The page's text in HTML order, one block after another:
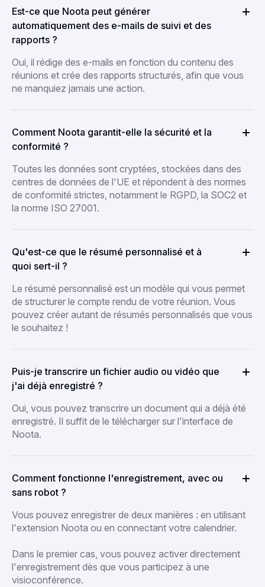
Est-ce que Noota peut générer
automatiquement des e-mails de suivi et des
rapports ?
Oui, il rédige des e-mails en fonction du contenu des
réunions et crée des rapports structurés, afin que vous
ne manquiez jamais une action.
Comment Noota garantit-elle la sécurité et la
conformité ?
Toutes les données sont cryptées, stockées dans des
centres de données de l'UE et répondent à des normes
de conformité strictes, notamment le RGPD, la SOC2 et
la norme ISO 27001.
Qu'est-ce que le résumé personnalisé et à
quoi sert-il ?
Le résumé personnalisé est un modèle qui vous permet
de structurer le compte rendu de votre réunion. Vous
pouvez créer autant de résumés personnalisés que vous
le souhaitez !
Puis-je transcrire un fichier audio ou vidéo que
j'ai déjà enregistré ?
Oui, vous pouvez transcrire un document qui a déjà été
enregistré. Il suffit de le télécharger sur l'interface de
Noota.
Comment fonctionne l'enregistrement, avec ou
sans robot ?
Vous pouvez enregistrer de deux manières : en utilisant
l'extension Noota ou en connectant votre calendrier.
Dans le premier cas, vous pouvez activer directement
l'enregistrement dès que vous participez à une
visioconférence.